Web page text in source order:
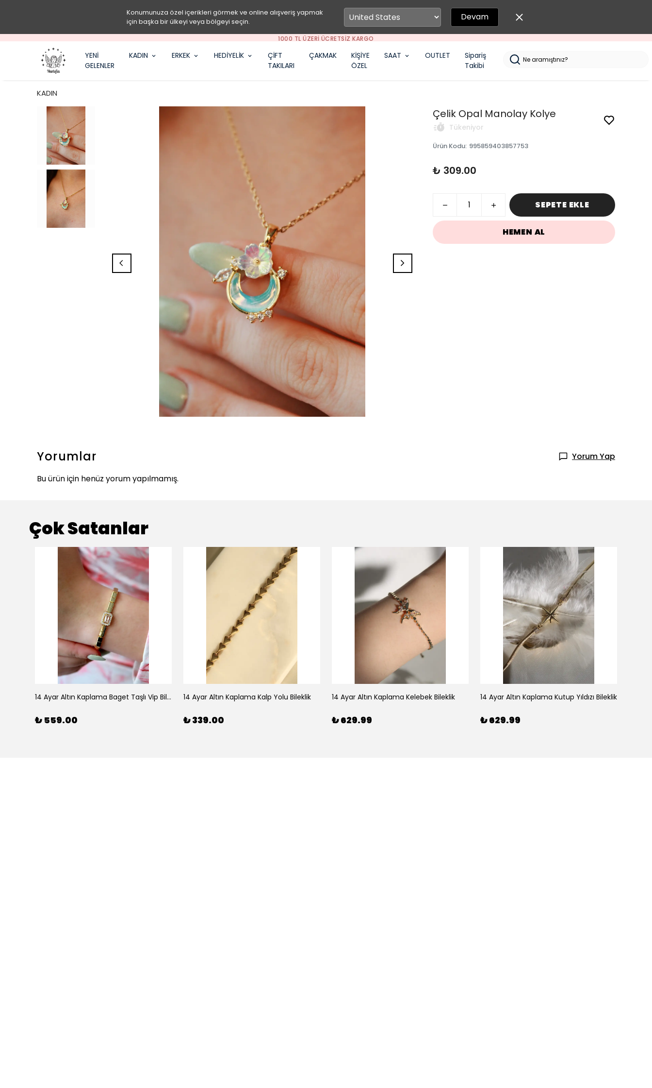
Konumunuza özel içerikleri görmek ve online alışveriş yapmak
için başka bir ülkeyi veya bölgeyi seçin.
Devam
SEPETİNE ÖZEL İNDİRİM FIRSATLARINI KAÇIRMA
YENİ
GELENLER
KADIN ERKEK HEDİYELİK
ÇİFT
TAKILARI
ÇAKMAK
KİŞİYE
ÖZEL
SAAT OUTLET
Sipariş
Takibi
KADIN
Çelik Opal Manolay Kolye
Tükeniyor
Ürün Kodu: 995859403857753
₺ 309.00
SEPETE EKLE
HEMEN AL
Yorumlar
Yorum Yap
Bu ürün için henüz yorum yapılmamış.
Çok Satanlar
14 Ayar Altın Kaplama Baget Taşlı Vip Bileklik
₺ 559.00
14 Ayar Altın Kaplama Kalp Yolu Bileklik
₺ 339.00
14 Ayar Altın Kaplama Kelebek Bileklik
₺ 629.99
14 Ayar Altın Kaplama Kutup Yıldızı Bileklik
₺ 629.99